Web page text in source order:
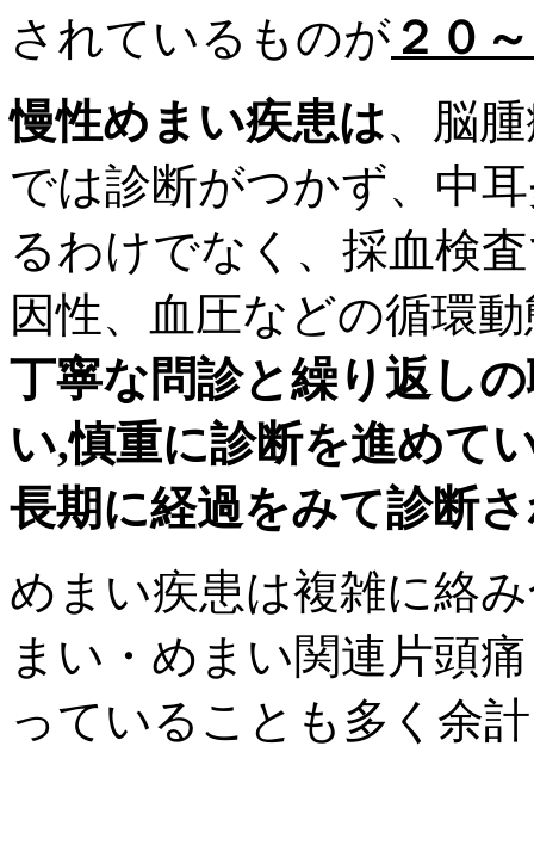
されているものが ２０
慢性めまい疾患は、脳
では診断がつかず、中
るわけでなく、採血検
因性、血圧などの循環
丁寧な問診と繰り返し
い,慎重に診断を進めて
長期に経過をみて診断
めまい疾患は複雑に絡
まい・めまい関連片頭
っていることも多く余